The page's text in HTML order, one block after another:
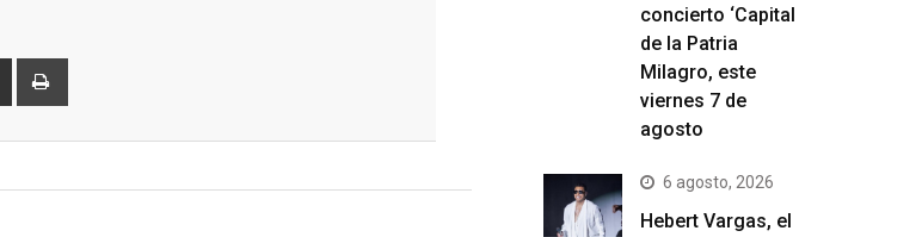
Share
concierto ‘Capital
de la Patria
Milagro, este
viernes 7 de
agosto
6 agosto, 2026
Hebert Vargas, el